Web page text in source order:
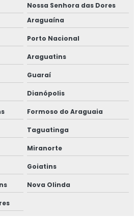
Nossa Senhora das Dores
Araguaína
Porto Nacional
Araguatins
Guaraí
Dianópolis
Formoso do Araguaia
Taguatinga
Miranorte
Goiatins
Nova Olinda